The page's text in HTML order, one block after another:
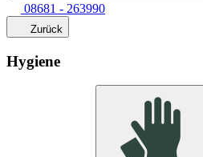
08681 - 263990
Zurück
Hygiene